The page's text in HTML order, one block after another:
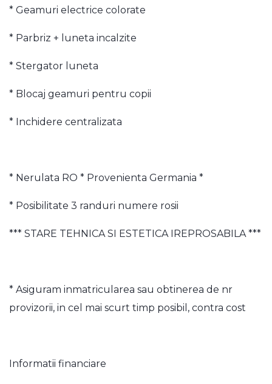
* Geamuri electrice colorate
* Parbriz + luneta incalzite
* Stergator luneta
* Blocaj geamuri pentru copii
* Inchidere centralizata
* Nerulata RO * Provenienta Germania *
* Posibilitate 3 randuri numere rosii
*** STARE TEHNICA SI ESTETICA IREPROSABILA ***
* Asiguram inmatricularea sau obtinerea de nr
provizorii, in cel mai scurt timp posibil, contra cost
Informatii financiare